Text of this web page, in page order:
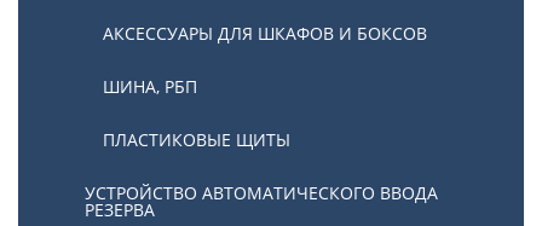
АКСЕССУАРЫ ДЛЯ ШКАФОВ И БОКСОВ
ШИНА, РБП
ПЛАСТИКОВЫЕ ЩИТЫ
УСТРОЙСТВО АВТОМАТИЧЕСКОГО ВВОДА
РЕЗЕРВА